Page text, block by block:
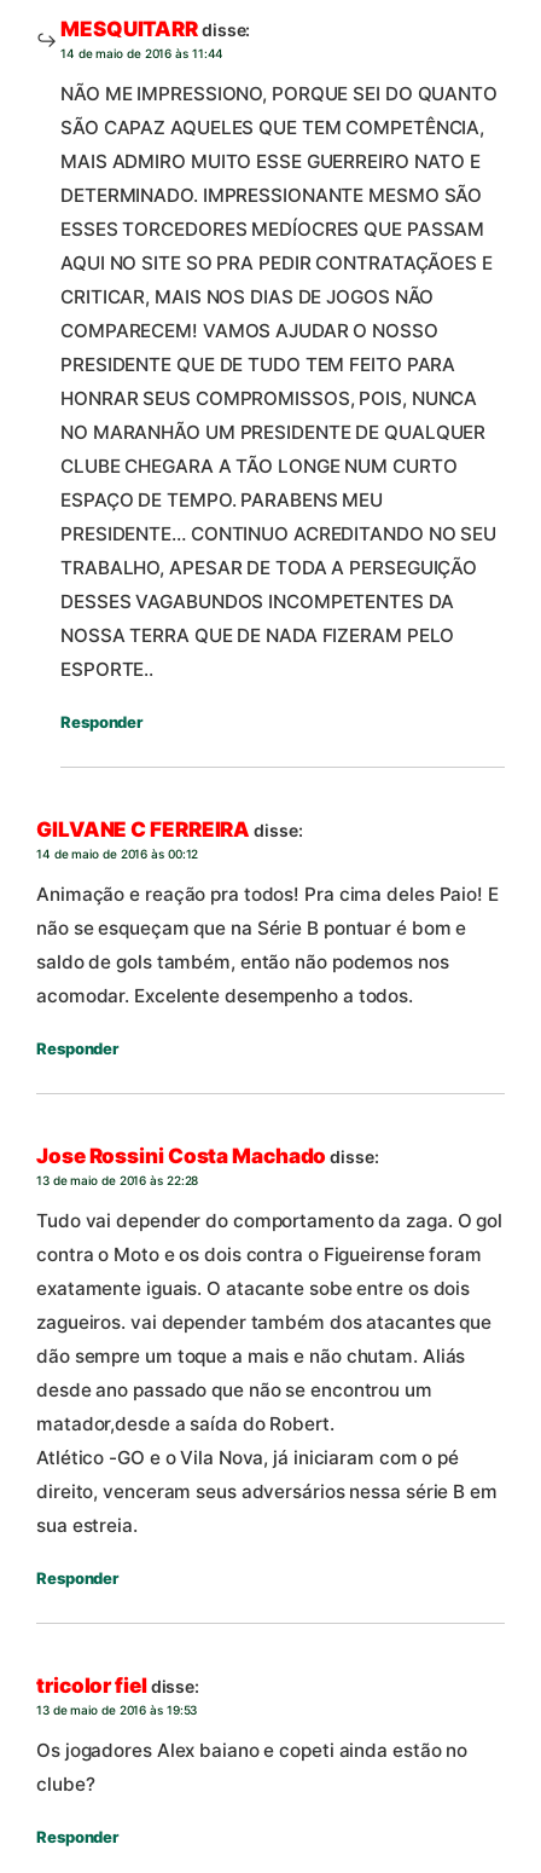
MESQUITARRdisse:
14 de maio de 2016 às 11:44
NÃO ME IMPRESSIONO, PORQUE SEI DO QUANTO
SÃO CAPAZ AQUELES QUE TEM COMPETÊNCIA,
MAIS ADMIRO MUITO ESSE GUERREIRO NATO E
DETERMINADO. IMPRESSIONANTE MESMO SÃO
ESSES TORCEDORES MEDÍOCRES QUE PASSAM
AQUI NO SITE SO PRA PEDIR CONTRATAÇÃOES E
CRITICAR, MAIS NOS DIAS DE JOGOS NÃO
COMPARECEM! VAMOS AJUDAR O NOSSO
PRESIDENTE QUE DE TUDO TEM FEITO PARA
HONRAR SEUS COMPROMISSOS, POIS, NUNCA
NO MARANHÃO UM PRESIDENTE DE QUALQUER
CLUBE CHEGARA A TÃO LONGE NUM CURTO
ESPAÇO DE TEMPO. PARABENS MEU
PRESIDENTE… CONTINUO ACREDITANDO NO SEU
TRABALHO, APESAR DE TODA A PERSEGUIÇÃO
DESSES VAGABUNDOS INCOMPETENTES DA
NOSSA TERRA QUE DE NADA FIZERAM PELO
ESPORTE..
Responder
GILVANE C FERREIRA disse:
14 de maio de 2016 às 00:12
Animação e reação pra todos! Pra cima deles Paio! E
não se esqueçam que na Série B pontuar é bom e
saldo de gols também, então não podemos nos
acomodar. Excelente desempenho a todos.
Responder
Jose Rossini Costa Machado disse:
13 de maio de 2016 às 22:28
Tudo vai depender do comportamento da zaga. O gol
contra o Moto e os dois contra o Figueirense foram
exatamente iguais. O atacante sobe entre os dois
zagueiros. vai depender também dos atacantes que
dão sempre um toque a mais e não chutam. Aliás
desde ano passado que não se encontrou um
matador,desde a saída do Robert.
Atlético -GO e o Vila Nova, já iniciaram com o pé
direito, venceram seus adversários nessa série B em
sua estreia.
Responder
tricolor fieldisse:
13 de maio de 2016 às 19:53
Os jogadores Alex baiano e copeti ainda estão no
clube?
Responder